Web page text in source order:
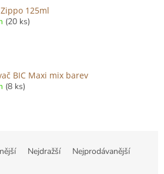
125ml
(20 ks)
BIC Maxi mix barev
(8 ks)
Nejdražší Nejprodávanější